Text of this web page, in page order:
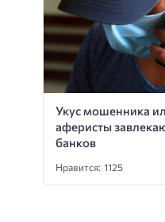
Укус мошенника
аферисты
банков
Нравится: 1125